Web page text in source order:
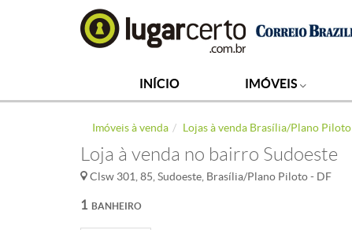
INÍCIO IMÓVEIS
Imóveis à venda Lojas à venda Brasília/Plano Piloto
Loja à venda no bairro Sudoeste
Clsw 301, 85, Sudoeste, Brasília/Plano Piloto - DF
BANHEIRO
1